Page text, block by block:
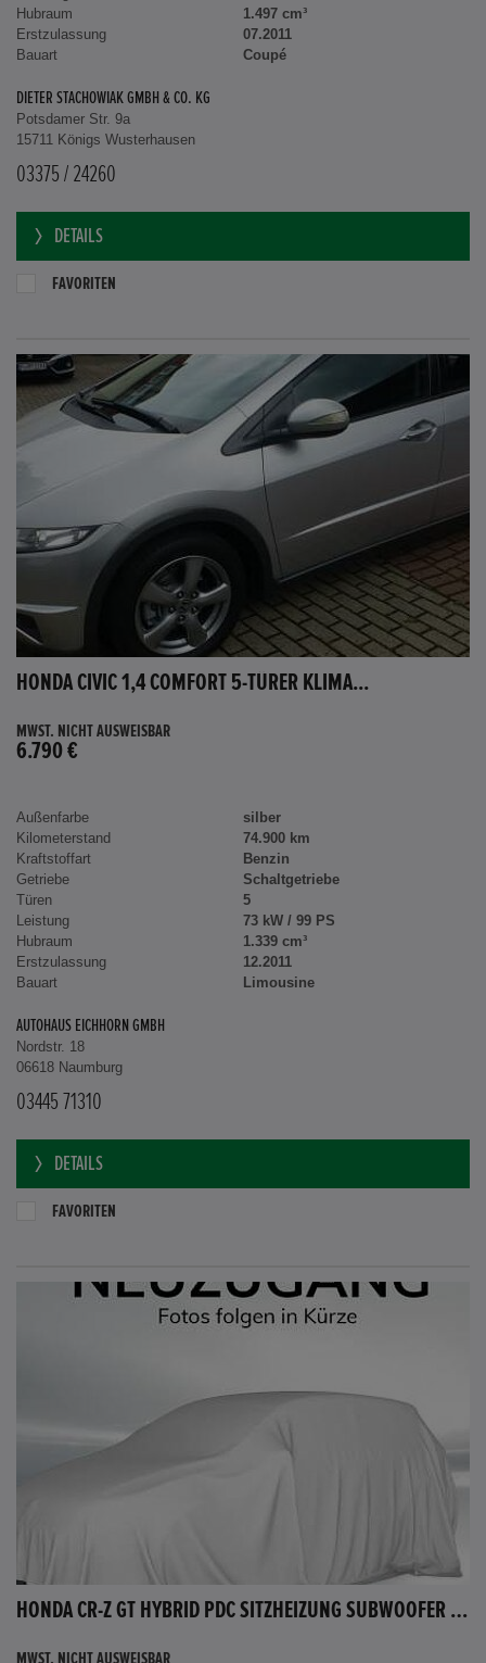
Hubraum
1.497 cm³
Erstzulassung
07.2011
Bauart
Coupé
DIETER STACHOWIAK GMBH & CO. KG
Potsdamer Str. 9a
15711 Königs Wusterhausen
03375 / 24260
DETAILS
FAVORITEN
HONDA CIVIC 1,4 COMFORT 5-TÜRER KLIMA...
MWST. NICHT AUSWEISBAR
6.790 €
Außenfarbe
silber
Kilometerstand
74.900 km
Kraftstoffart
Benzin
Getriebe
Schaltgetriebe
Türen
5
Leistung
73 kW / 99 PS
Hubraum
1.339 cm³
Erstzulassung
12.2011
Bauart
Limousine
AUTOHAUS EICHHORN GMBH
Nordstr. 18
06618 Naumburg
03445 71310
DETAILS
FAVORITEN
HONDA CR-Z GT HYBRID PDC SITZHEIZUNG SUBWOOFER BLUETOOTH
MWST. NICHT AUSWEISBAR